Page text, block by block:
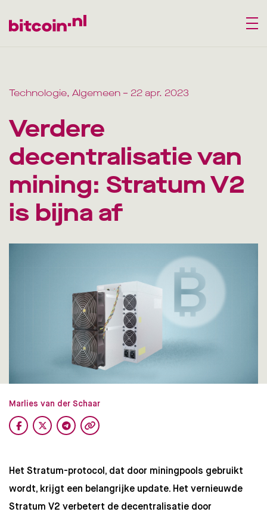
Technologie, Algemeen – 22 apr. 2023
Verdere
decentralisatie van
mining: Stratum V2
is bijna af
Marlies van der Schaar
Het Stratum-protocol, dat door miningpools gebruikt
wordt, krijgt een belangrijke update. Het vernieuwde
Stratum V2 verbetert de decentralisatie door